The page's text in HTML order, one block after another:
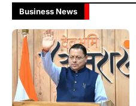
Business News